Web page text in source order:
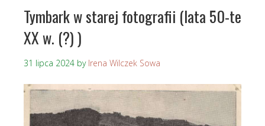
Tymbark w starej fotografii (lata 50-te
XX w. (?) )
31 lipca 2024 by Irena Wilczek Sowa